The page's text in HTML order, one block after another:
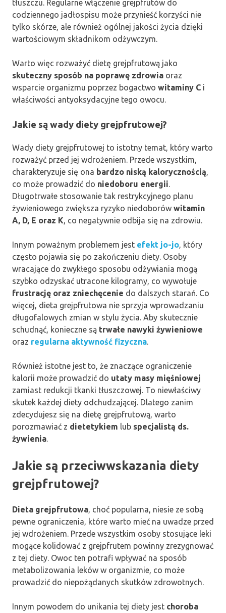
tłuszczu. Regularne włączenie grejpfrutów do
codziennego jadłospisu może przynieść korzyści nie
tylko skórze, ale również ogólnej jakości życia dzięki
wartościowym składnikom odżywczym.
Warto więc rozważyć dietę grejpfrutową jako
skuteczny sposób na poprawę zdrowia oraz
wsparcie organizmu poprzez bogactwo witaminy C i
właściwości antyoksydacyjne tego owocu.
Jakie są wady diety grejpfrutowej?
Wady diety grejpfrutowej to istotny temat, który warto
rozważyć przed jej wdrożeniem. Przede wszystkim,
charakteryzuje się ona bardzo niską kalorycznością,
co może prowadzić do niedoboru energii.
Długotrwałe stosowanie tak restrykcyjnego planu
żywieniowego zwiększa ryzyko niedoborów witamin
A, D, E oraz K, co negatywnie odbija się na zdrowiu.
Innym poważnym problemem jest efekt jo-jo, który
często pojawia się po zakończeniu diety. Osoby
wracające do zwykłego sposobu odżywiania mogą
szybko odzyskać utracone kilogramy, co wywołuje
frustrację oraz zniechęcenie do dalszych starań. Co
więcej, dieta grejpfrutowa nie sprzyja wprowadzaniu
długofalowych zmian w stylu życia. Aby skutecznie
schudnąć, konieczne są trwałe nawyki żywieniowe
oraz regularna aktywność fizyczna.
Również istotne jest to, że znaczące ograniczenie
kalorii może prowadzić do utaty masy mięśniowej
zamiast redukcji tkanki tłuszczowej. To niewłaściwy
skutek każdej diety odchudzającej. Dlatego zanim
zdecydujesz się na dietę grejpfrutową, warto
porozmawiać z dietetykiem lub specjalistą ds.
żywienia.
Jakie są przeciwwskazania diety
grejpfrutowej?
Dieta grejpfrutowa, choć popularna, niesie ze sobą
pewne ograniczenia, które warto mieć na uwadze przed
jej wdrożeniem. Przede wszystkim osoby stosujące leki
mogące kolidować z grejpfrutem powinny zrezygnować
z tej diety. Owoc ten potrafi wpływać na sposób
metabolizowania leków w organizmie, co może
prowadzić do niepożądanych skutków zdrowotnych.
Innym powodem do unikania tej diety jest choroba